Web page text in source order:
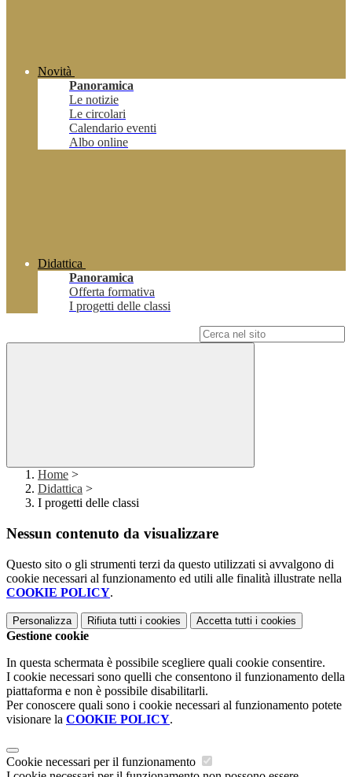
Novità
Panoramica
Le notizie
Le circolari
Calendario eventi
Albo online
Didattica
Panoramica
Offerta formativa
I progetti delle classi
Home >
Didattica >
I progetti delle classi
Nessun contenuto da visualizzare
Questo sito o gli strumenti terzi da questo utilizzati si avvalgono di
cookie necessari al funzionamento ed utili alle finalità illustrate nella
COOKIE POLICY.
Personalizza Rifiuta tutti i cookies Accetta tutti i cookies
Gestione cookie
In questa schermata è possibile scegliere quali cookie consentire.
I cookie necessari sono quelli che consentono il funzionamento della
piattaforma e non è possibile disabilitarli.
Per conoscere quali sono i cookie necessari al funzionamento potete
visionare la COOKIE POLICY.
Cookie necessari per il funzionamento